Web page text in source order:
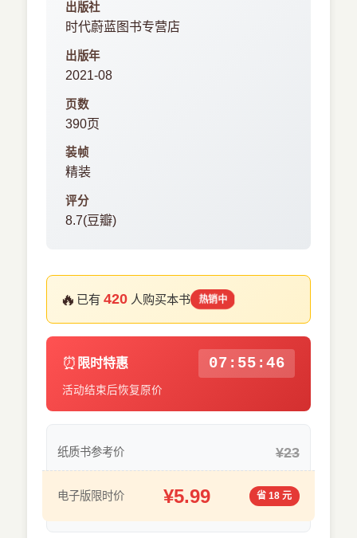
出版社
时代蔚蓝图书专营店
出版年
2021-08
页数
390页
装帧
精装
评分
8.7(豆瓣)
🔥 已有420 人购买本书 热销中
⏰ 限时特惠 07:55:46
活动结束后恢复原价
纸质书参考价 ¥23
电子版限时价 ¥5.99 省 18 元